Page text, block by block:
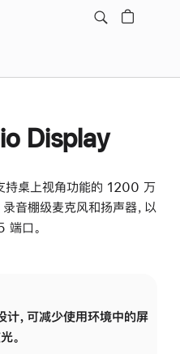
Display
持桌上视角功能的 1200 万
音棚级麦克风和扬声器，以
端口。
，可减少使用环境中的屏
。